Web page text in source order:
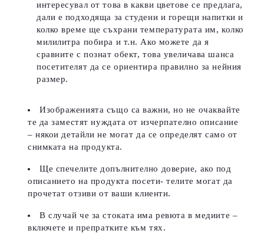
интересувал от това в какви цветове се предлага,
дали е подходяща за студени и горещи напитки и
колко време ще съхрани температурата им, колко
милилитра побира и т.н. Ако можете да я
сравните с познат обект, това увеличава шанса
посетителят да се ориентира правилно за нейния
размер.
Изображенията също са важни, но не очаквайте
те да заместят нуждата от изчерпателно описание
– някои детайли не могат да се определят само от
снимката на продукта.
Ще спечелите допълнително доверие, ако под
описанието на продукта посети- телите могат да
прочетат отзиви от ваши клиенти.
В случай че за стоката има ревюта в медиите –
включете и препратките към тях.